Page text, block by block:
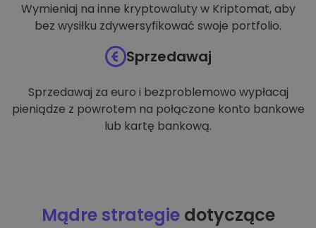
Wymieniaj na inne kryptowaluty w Kriptomat, aby
bez wysiłku zdywersyfikować swoje portfolio.
Sprzedawaj
Sprzedawaj za euro i bezproblemowo wypłacaj
pieniądze z powrotem na połączone konto bankowe
lub kartę bankową.
Mądre strategiedotyczące